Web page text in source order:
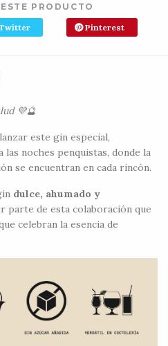
PRODUCTO
Pinterest
💜🔮
este gin especial,
noches penquistas, donde la
se encuentran en cada rincón.
dulce, ahumado y
parte de esta colaboración que
celebran la esencia de